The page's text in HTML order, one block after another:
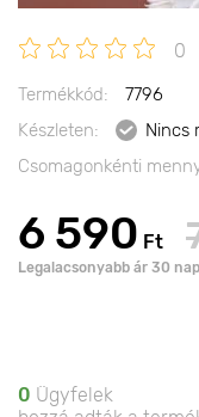
0
Termékkód:
7796
Készleten:
Nincs
Csomagonkénti
6 590 Ft
Legalacsonyabb ár 30
0 Ügyfelek